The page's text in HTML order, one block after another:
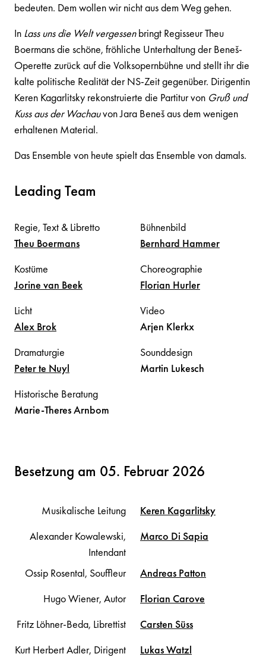
bedeuten. Dem wollen wir nicht aus dem Weg gehen.
In Lass uns die Welt vergessenbringt Regisseur Theu
Boermans die schöne, fröhliche Unterhaltung der Beneš-
Operette zurück auf die Volksopernbühne und stellt ihr die
kalte politische Realität der NS-Zeit gegenüber. Dirigentin
Keren Kagarlitsky rekonstruierte die Partitur von Gruß und
Kuss aus der Wachauvon Jara Beneš aus dem wenigen
erhaltenen Material.
Das Ensemble von heute spielt das Ensemble von damals.
Leading Team
Regie, Text & Libretto
Theu Boermans
Bühnenbild
Bernhard Hammer
Kostüme
Jorine van Beek
Choreographie
Florian Hurler
Licht
Alex Brok
Video
Arjen Klerkx
Dramaturgie
Peterte Nuyl
Sounddesign
Martin Lukesch
Historische Beratung
Marie-TheresArnbom
Besetzung am 05. Februar 2026
Musikalische Leitung Keren Kagarlitsky
Alexander Kowalewski,
Intendant
Marco Di Sapia
Ossip Rosental, Souffleur Andreas Patton
Hugo Wiener, Autor
Florian Carove
Fritz Löhner-Beda, Librettist
Carsten Süss
Kurt Herbert Adler, Dirigent
LukasWatzl